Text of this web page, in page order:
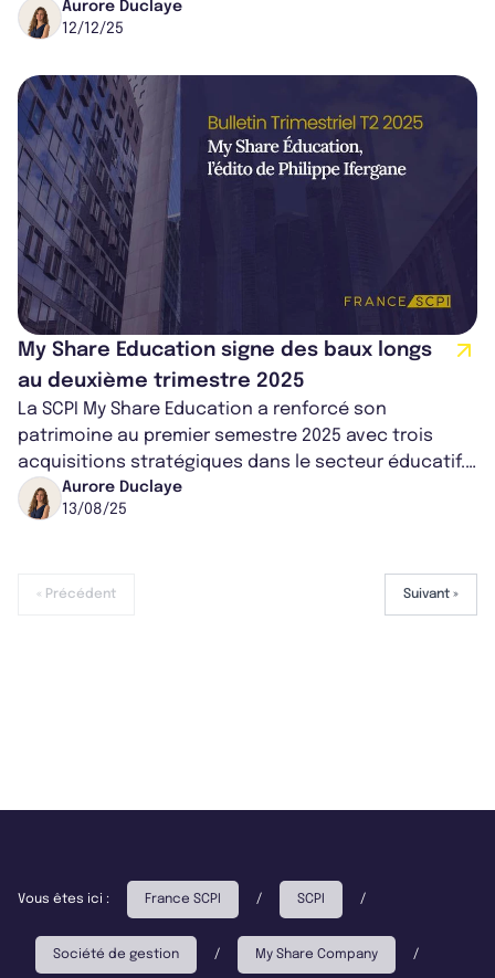
augmentation qui s’inscrit dans sa démarch...
Aurore Duclaye
12/12/25
My Share Education signe des baux longs
au deuxième trimestre 2025
La SCPI My Share Education a renforcé son
patrimoine au premier semestre 2025 avec trois
acquisitions stratégiques dans le secteur éducatif.
Grâce à une collecte dynamique et une o...
Aurore Duclaye
13/08/25
« Précédent Suivant »
Vous êtes ici : France SCPI / SCPI /
Société de gestion / My Share Company /